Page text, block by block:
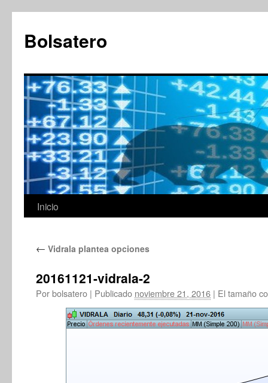
contenido
Bolsatero
Inicio
← Vidrala plantea opciones
20161121-vidrala-2
Porbolsatero | Publicado noviembre 21, 2016 | El tamaño